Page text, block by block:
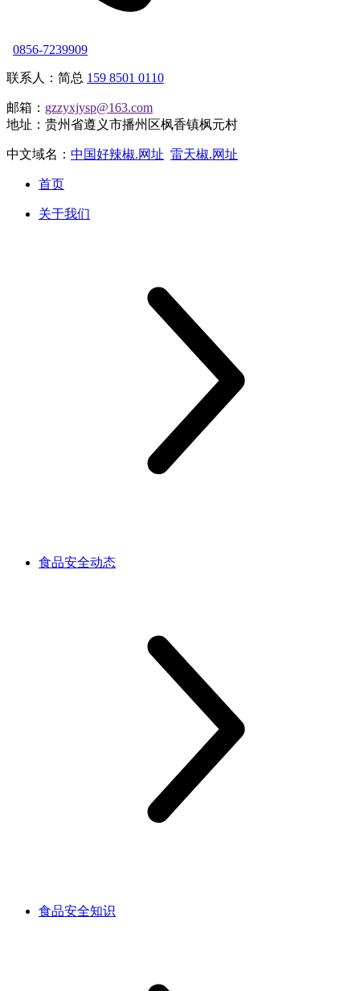
0856-7239909
联系人：简总 159 8501 0110
邮箱： gzzyxjysp@163.com
地址：贵州省遵义市播州区枫香镇枫元村
中文域名： 中国好辣椒.网址 雷天椒.网址
首页
关于我们
食品安全动态
食品安全知识